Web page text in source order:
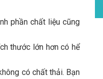
phần chất liệu cũng
thước lớn hơn có hể
có chất thải. Bạn